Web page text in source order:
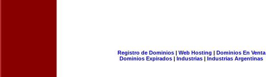
Registro de Dominios| Web Hosting | Dominios En Venta
Dominios Expirados | Industrias | Industrias Argentinas